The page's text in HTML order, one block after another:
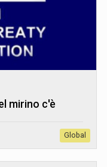
mirino c'è
Global